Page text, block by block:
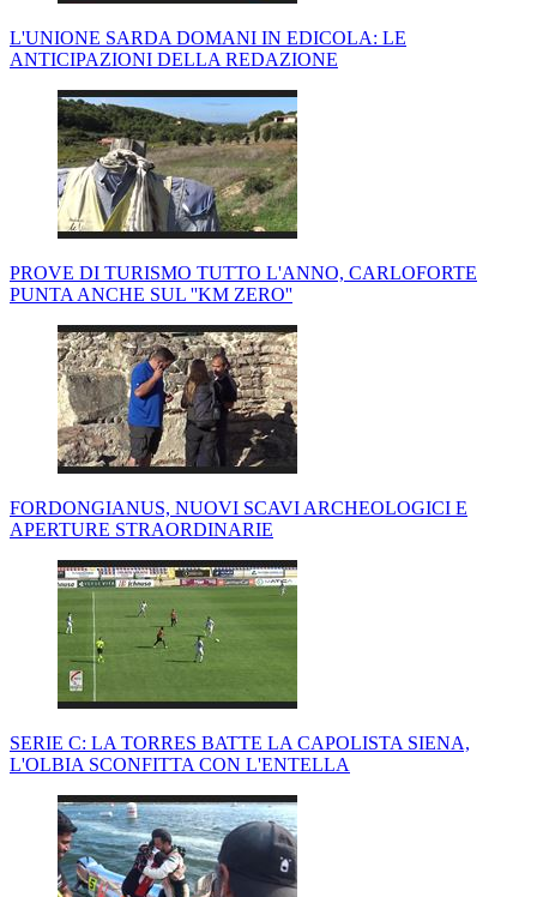
L'UNIONE SARDA DOMANI IN EDICOLA: LE
ANTICIPAZIONI DELLA REDAZIONE
PROVE DI TURISMO TUTTO L'ANNO, CARLOFORTE
PUNTA ANCHE SUL ''KM ZERO''
FORDONGIANUS, NUOVI SCAVI ARCHEOLOGICI E
APERTURE STRAORDINARIE
SERIE C: LA TORRES BATTE LA CAPOLISTA SIENA,
L'OLBIA SCONFITTA CON L'ENTELLA